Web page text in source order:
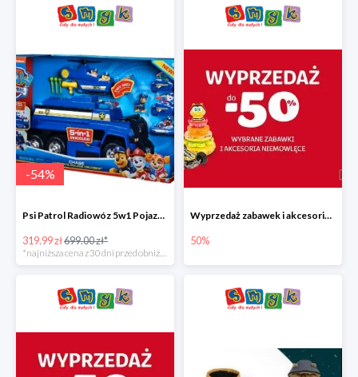
-54%
Psi Patrol Radiowóz 5w1 Pojazd ratunkowy z figurką Chase'a
319.99 zł699.00 zł*
Wyprzedaż zabawek i akcesoriów niemowlęcych w Smyku do -50%
50%